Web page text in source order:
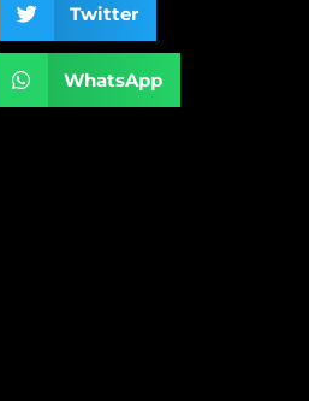
Twitter
WhatsApp